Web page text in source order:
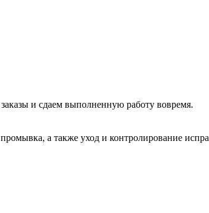
и сдаем выполненную работу вовремя.
а также уход и контролирование